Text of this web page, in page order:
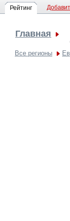
Рейтинг
Главная
Все регионы